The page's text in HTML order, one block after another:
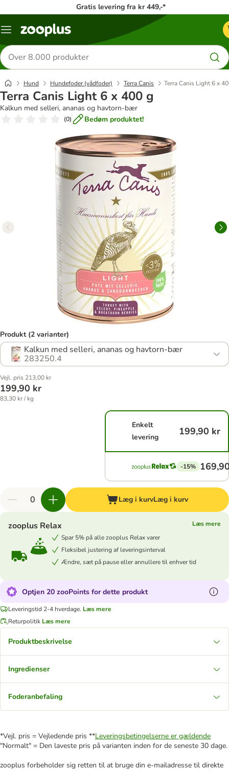
Gratis levering fra kr 449,-*
Menu
Søg
efter
produkter
Hund Hundefoder (vådfoder) Terra Canis Terra Canis Light 6 x
Terra Canis Light 6 x 400 g
Kalkun med selleri, ananas og havtorn-bær
(0) Bedøm produktet!
Produkt (2 varianter)
Kalkun med selleri, ananas og havtorn-bær
283250.4
Vejl. pris 213,00 kr
199,90 kr
83,30 kr / kg
Enkelt
levering
199,90 kr
-15%
Læg i kurvLæg i kurv
zooplus Relax
Læs mere
Spar 5% på alle zooplus Relax varer
Fleksibel justering af leveringsinterval
Ændre, sæt på pause eller annullere til enhver tid
Optjen 20 zooPoints for dette produkt
Leveringstid 2-4 hverdage. Læs mere
Returpolitik Læs mere
Produktbeskrivelse
Ingredienser
Foderanbefaling
*Vejl. pris = Vejledende pris **Leveringsbetingelserne er gældende
"Normalt" = Den laveste pris på varianten inden for de seneste 30 dage.
zooplus forbeholder sig retten til at bruge din e-mailadresse til direkte